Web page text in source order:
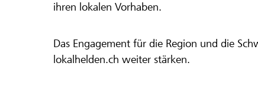
ihren lokalen Vorhaben.
Das Engagement für die Region und die
lokalhelden.ch weiter stärken.